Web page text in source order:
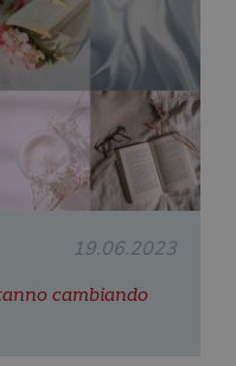
19.06.2023
cambiando